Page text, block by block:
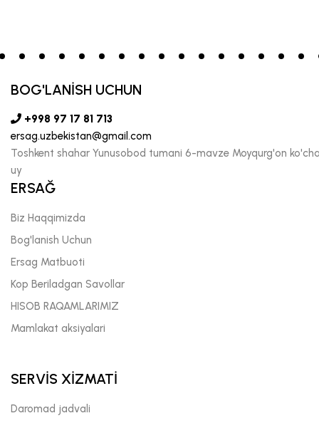
BOG'LANİSH UCHUN
+998 97 17 81 713
ersag.uzbekistan@gmail.com
Toshkent shahar Yunusobod tumani 6-mavze Moyqurg'on
uy
ERSAĞ
Biz Haqqimizda
Bog'lanish Uchun
Ersag Matbuoti
Kop Beriladgan Savollar
HISOB RAQAMLARIMIZ
Mamlakat aksiyalari
SERVİS XİZMATİ
Daromad jadvali